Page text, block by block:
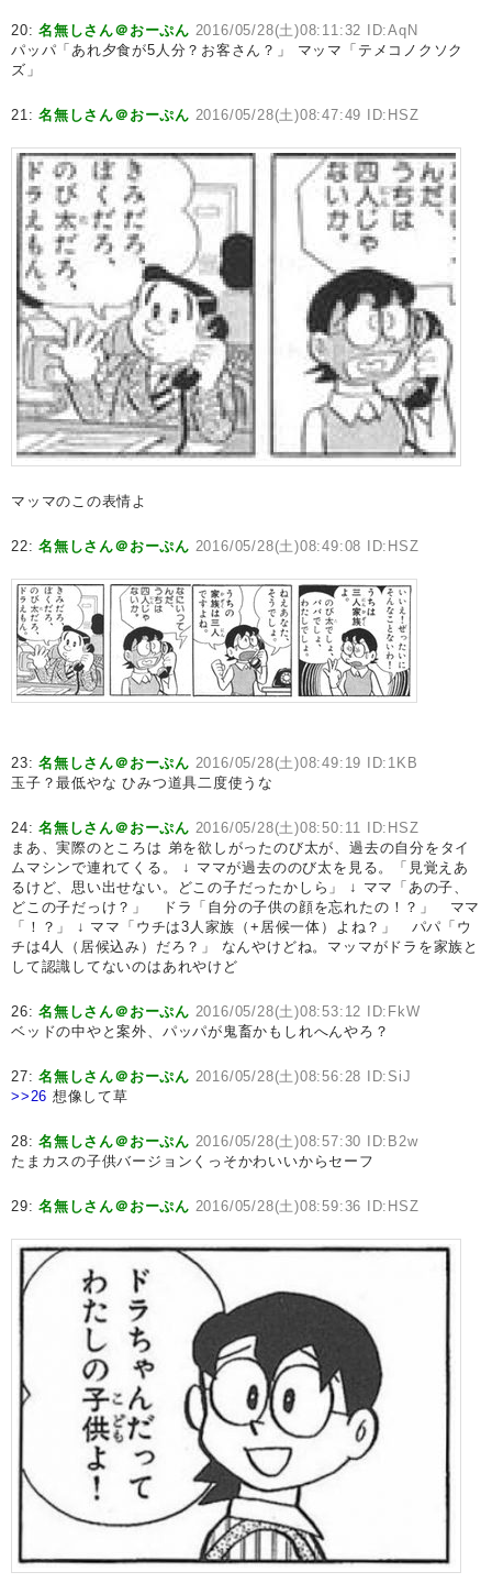
20:名無しさん＠おーぷん 2016/05/28(土)08:11:32 ID:AqN
パッパ「あれ夕食が5人分？お客さん？」 マッマ「テメコノクソク
ズ」
21:名無しさん＠おーぷん 2016/05/28(土)08:47:49 ID:HSZ
マッマのこの表情よ
22:名無しさん＠おーぷん 2016/05/28(土)08:49:08 ID:HSZ
23:名無しさん＠おーぷん 2016/05/28(土)08:49:19 ID:1KB
玉子？最低やな ひみつ道具二度使うな
24:名無しさん＠おーぷん 2016/05/28(土)08:50:11 ID:HSZ
まあ、実際のところは 弟を欲しがったのび太が、過去の自分をタイ
ムマシンで連れてくる。 ↓ ママが過去ののび太を見る。「見覚えあ
るけど、思い出せない。どこの子だったかしら」 ↓ ママ「あの子、
どこの子だっけ？」 ドラ「自分の子供の顔を忘れたの！？」 ママ
「！？」 ↓ ママ「ウチは3人家族（+居候一体）よね？」 パパ「ウ
チは4人（居候込み）だろ？」 なんやけどね。マッマがドラを家族と
して認識してないのはあれやけど
26:名無しさん＠おーぷん 2016/05/28(土)08:53:12 ID:FkW
ベッドの中やと案外、パッパが鬼畜かもしれへんやろ？
27:名無しさん＠おーぷん 2016/05/28(土)08:56:28 ID:SiJ
>>26 想像して草
28:名無しさん＠おーぷん 2016/05/28(土)08:57:30 ID:B2w
たまカスの子供バージョンくっそかわいいからセーフ
29:名無しさん＠おーぷん 2016/05/28(土)08:59:36 ID:HSZ